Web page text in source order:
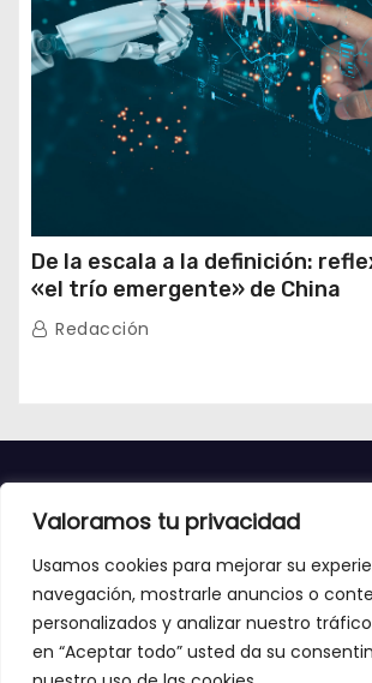
Valoramos tu privacidad
Usamos cookies para mejorar su
navegación, mostrarle anuncios o
personalizados y analizar nuestro
en “Aceptar todo” usted da su
De la escala a la definición:
«el trío emergente» de China
Redacción